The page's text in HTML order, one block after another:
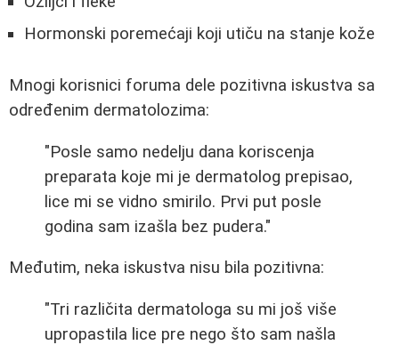
Hormonski poremećaji koji utiču na stanje kože
Mnogi korisnici foruma dele pozitivna iskustva sa
određenim dermatolozima:
"Posle samo nedelju dana koriscenja
preparata koje mi je dermatolog prepisao,
lice mi se vidno smirilo. Prvi put posle
godina sam izašla bez pudera."
Međutim, neka iskustva nisu bila pozitivna:
"Tri različita dermatologa su mi još više
upropastila lice pre nego što sam našla